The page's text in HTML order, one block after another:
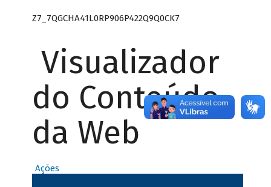
Z7_7QGCHA41L0RP906P422Q9Q0CK7
Visualizador
do Conteúdo
da Web
Ações